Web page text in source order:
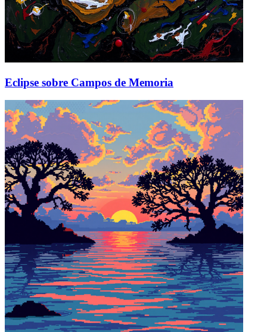
Eclipse sobre Campos de Memoria